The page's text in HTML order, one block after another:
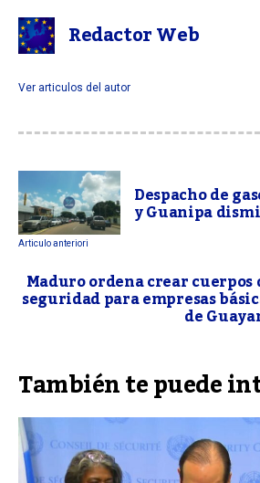
Redactor Web
Ver articulos del autor
Despacho de
y Guanipa
Articulo anteriori
Maduro ordena crear cuerpos
seguridad para empresas
de
También te puede